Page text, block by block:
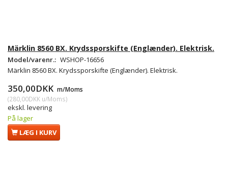
Märklin 8560 BX. Krydssporskifte (Englænder). Elektrisk.
Model/varenr.: WSHOP-16656
Märklin 8560 BX. Krydssporskifte (Englænder). Elektrisk.
350,00DKK m/Moms
(280,00DKK u/Moms)
ekskl. levering
På lager
LÆG I KURV